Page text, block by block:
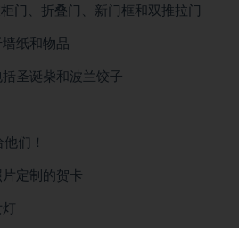
门、折叠门、新门框和双推拉门
纸和物品
圣诞柴和波兰饺子
们！
定制的贺卡